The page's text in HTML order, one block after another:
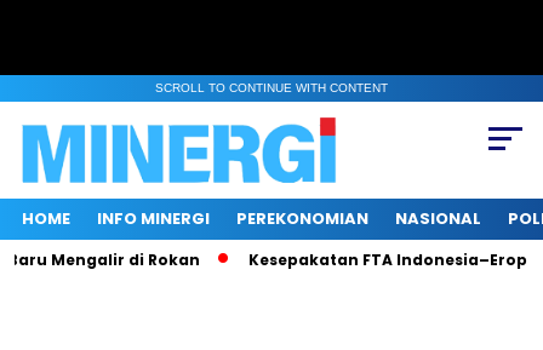
SCROLL TO CONTINUE WITH CONTENT
HOME INFO MINERGI PEREKONOMIAN NASIONAL
Mengalir di Rokan Kesepakatan FTA